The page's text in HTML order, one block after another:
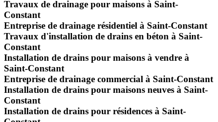
Travaux de drainage pour maisons à Saint-
Constant
Entreprise de drainage résidentiel à Saint-Constant
Travaux d'installation de drains en béton à Saint-
Constant
Installation de drains pour maisons à vendre à
Saint-Constant
Entreprise de drainage commercial à Saint-Constant
Installation de drains pour maisons neuves à Saint-
Constant
Installation de drains pour résidences à Saint-